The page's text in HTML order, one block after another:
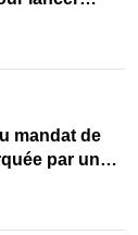
mandat de
par un